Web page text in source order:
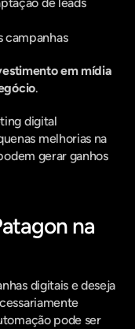
campanhas
em mídia
.
digital
melhorias na
gerar ganhos
na
digitais e deseja
pode ser